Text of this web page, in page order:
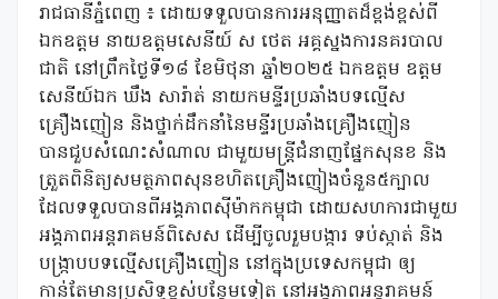
រាជធានីភ្នំពេញ ៖ ដោយទទួលបានការអនុញ្ញាតដ៏ខ្ពង់ខ្ពស់ពី
ឯកឧត្តម នាយឧត្តមសេនីយ៍ ស ថេត អគ្គស្នងការនគរបាល
ជាតិ នៅព្រឹកថ្ងៃទី១៨ ខែមិថុនា ឆ្នាំ២០២៥ ឯកឧត្តម ឧត្តម
សេនីយ៍ឯក ឃឹង សារ៉ាត់ នាយកមន្ទីរប្រឆាំងបទល្មើស
គ្រឿងញៀន និងថ្នាក់ដឹកនាំនៃមន្ទីរប្រឆាំងគ្រឿងញៀន
បានជួបសំណេះសំណាល ជាមួយមន្ត្រីជំនាញផ្នែកសុនខ និង
ត្រួតពិនិត្យសមត្ថភាពសុនខហិតគ្រឿងញៀងចំនួន៥ក្បាល
ដែលទទួលបានពីអង្គភាពស៊ីម៉ាកកម្ពុជា ដោយសហការជាមួយ
អង្គភាពអន្តរាគមន៍ពិសេស ដើម្បីចូលរួមបង្ការ ទប់ស្កាត់ និង
បង្រ្កាបបទល្មើសគ្រឿងញៀន នៅក្នុងប្រទេសកម្ពុជា ឲ្យ
កាន់តែមានប្រសិទ្ធខ្ពស់បន្ថែមទៀត នៅអង្គភាពអន្តរាគមន៍